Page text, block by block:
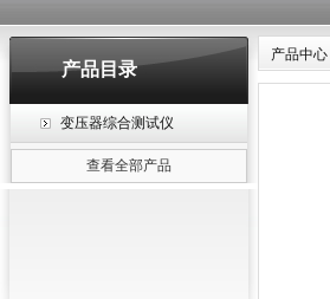
产品目录
变压器综合测试仪
查看全部产品
产品中心